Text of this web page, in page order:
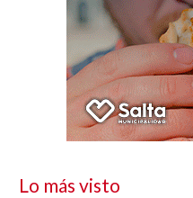
Lo más visto